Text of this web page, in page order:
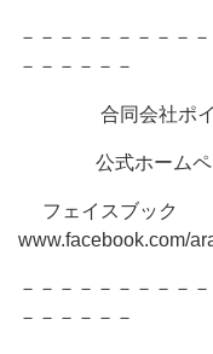
－－－－－－－－－
－－－－－－
合同会社ポイ
公式ホームペー
フェイスブッ
www.facebook.com/
－－－－－－－－－
－－－－－－